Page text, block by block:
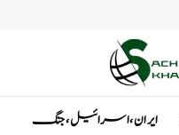
ایران ، اسرائیل ، جنگ